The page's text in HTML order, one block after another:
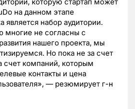
которую стартап может
на данном этапе
является набор аудитории.
многие не согласны с
нашего проекта, мы
Но пока не за счет
счет компаний, которым
контакты и цена
— резюмирует г-н